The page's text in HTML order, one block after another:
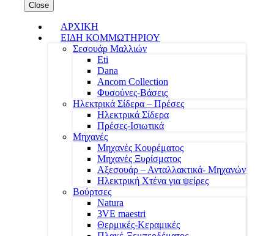
Close
ΑΡΧΙΚΗ
ΕΙΔΗ ΚΟΜΜΩΤΗΡΙΟΥ
Σεσουάρ Μαλλιών
Eti
Dana
Ancom Collection
Φυσούνες-Βάσεις
Ηλεκτρικά Σίδερα – Πρέσες
Ηλεκτρικά Σίδερα
Πρέσες-Ισιωτικά
Μηχανές
Μηχανές Κουρέματος
Μηχανές Ξυρίσματος
Αξεσουάρ – Ανταλλακτικά- Μηχανών
Ηλεκτρική Χτένα για ψείρες
Βούρτσες
Natura
3VE maestri
Θερμικές-Κεραμικές